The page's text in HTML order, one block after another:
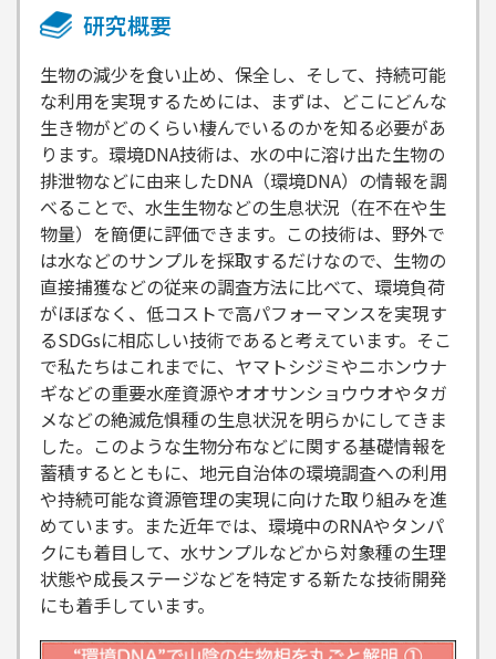
研究概要
生物の減少を食い止め、保全し、そして、持続可能
な利用を実現するためには、まずは、どこにどんな
生き物がどのくらい棲んでいるのかを知る必要があ
ります。環境DNA技術は、水の中に溶け出た生物の
排泄物などに由来したDNA（環境DNA）の情報を調
べることで、水生生物などの生息状況（在不在や生
物量）を簡便に評価できます。この技術は、野外で
は水などのサンプルを採取するだけなので、生物の
直接捕獲などの従来の調査方法に比べて、環境負荷
がほぼなく、低コストで高パフォーマンスを実現す
るSDGsに相応しい技術であると考えています。そこ
で私たちはこれまでに、ヤマトシジミやニホンウナ
ギなどの重要水産資源やオオサンショウウオやタガ
メなどの絶滅危惧種の生息状況を明らかにしてきま
した。このような生物分布などに関する基礎情報を
蓄積するとともに、地元自治体の環境調査への利用
や持続可能な資源管理の実現に向けた取り組みを進
めています。また近年では、環境中のRNAやタンパ
クにも着目して、水サンプルなどから対象種の生理
状態や成長ステージなどを特定する新たな技術開発
にも着手しています。